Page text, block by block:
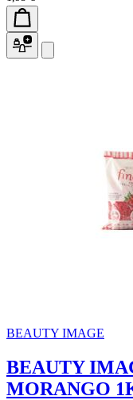
BEAUTY IMAGE
BEAUTY
MORANGO